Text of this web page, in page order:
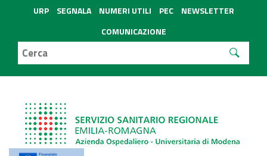
URP SEGNALA NUMERI UTILI PEC
NEWSLETTER
COMUNICAZIONE